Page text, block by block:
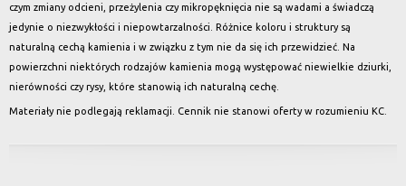
czym zmiany odcieni, przeżylenia czy mikropęknięcia nie są wadami a świadczą
jedynie o niezwykłości i niepowtarzalności. Różnice koloru i struktury są
naturalną cechą kamienia i w związku z tym nie da się ich przewidzieć. Na
powierzchni niektórych rodzajów kamienia mogą występować niewielkie dziurki,
nierówności czy rysy, które stanowią ich naturalną cechę.
Materiały nie podlegają reklamacji. Cennik nie stanowi oferty w rozumieniu KC.